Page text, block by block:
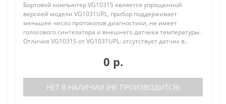
Бортовой компьютер VG1031S является упрощенной
версией модели VG1031UPL, прибор поддерживает
меньшее число протоколов диагностики, не имеет
голосового синтезатора и внешнего датчика температуры.
Отличия VG1031S от VG1031UPL: отсутствует датчик в..
0 р.
НЕТ В НАЛИЧИИ (НЕ ПРОИЗВОДИТСЯ)